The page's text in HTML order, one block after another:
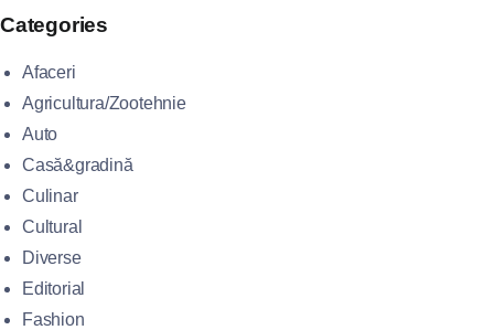
Categories
Afaceri
Agricultura/Zootehnie
Auto
Casă&gradină
Culinar
Cultural
Diverse
Editorial
Fashion